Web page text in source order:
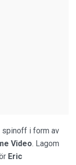
spinoff i form av
Video. Lagom
Eric